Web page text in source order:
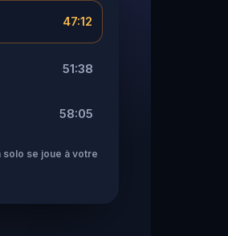
47:12
51:38
58:05
solo se joue à votre